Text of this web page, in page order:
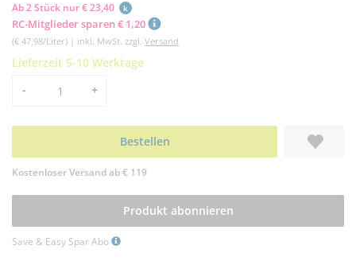
Ab 2 Stück nur € 23,40 k
RC-Mitglieder sparen € 1,20
(€ 47,98/Liter) | inkl. MwSt. zzgl. Versand
Lieferzeit 5-10 Werktage
Menge
- +
Bestellen
Kostenloser Versand ab € 119
Produkt abonnieren
Save & Easy Spar Abo